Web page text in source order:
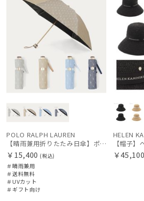
POLO RALPH LAUREN
【晴雨兼用折りたたみ日傘】ポロ ラルフ ローレン (POLO RALPH LAUREN) 先染めジャガード 遮光 UV 遮熱
￥15,400 (税込)
＃晴雨兼用
＃送料無料
＃UVカット
＃ギフト向け
HELEN
￥45,100